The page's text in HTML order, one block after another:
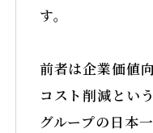
す。
前者は企業価値
コスト削減とい
グループの日本